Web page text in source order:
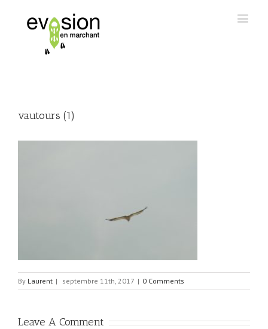
vautours (1)
By Laurent | septembre 11th, 2017 | 0 Comments
Leave A Comment